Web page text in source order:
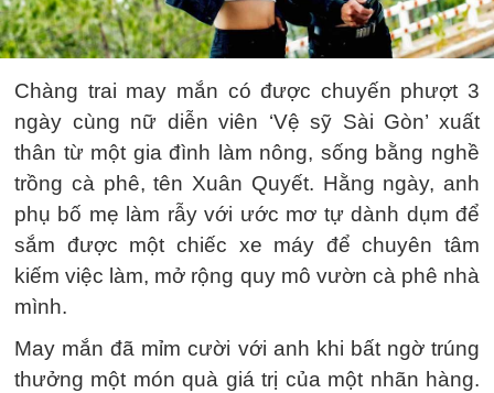
Chàng trai may mắn có được chuyến phượt 3
ngày cùng nữ diễn viên ‘Vệ sỹ Sài Gòn’ xuất
thân từ một gia đình làm nông, sống bằng nghề
trồng cà phê, tên Xuân Quyết. Hằng ngày, anh
phụ bố mẹ làm rẫy với ước mơ tự dành dụm để
sắm được một chiếc xe máy để chuyên tâm
kiếm việc làm, mở rộng quy mô vườn cà phê nhà
mình.
May mắn đã mỉm cười với anh khi bất ngờ trúng
thưởng một món quà giá trị của một nhãn hàng.